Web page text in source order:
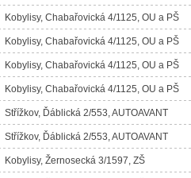
Kobylisy, Chabařovická 4/1125, OU a PŠ
Kobylisy, Chabařovická 4/1125, OU a PŠ
Kobylisy, Chabařovická 4/1125, OU a PŠ
Kobylisy, Chabařovická 4/1125, OU a PŠ
Střížkov, Ďáblická 2/553, AUTOAVANT
Střížkov, Ďáblická 2/553, AUTOAVANT
Kobylisy, Žernosecká 3/1597, ZŠ